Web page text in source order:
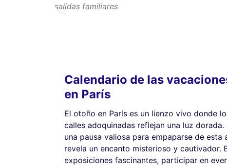
salidas familiares
Calendario de las
en París
El otoño en París es un lienzo vivo donde
calles adoquinadas reflejan una luz
una pausa valiosa para empaparse de
revela un encanto misterioso y cautivador.
exposiciones fascinantes, participar en